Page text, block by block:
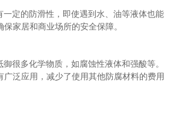
定的防滑性，即使遇到水、油等液体也能
家居和商业场所的安全保障。
多化学物质，如腐蚀性液体和强酸等。
泛应用，减少了使用其他防腐材料的费用